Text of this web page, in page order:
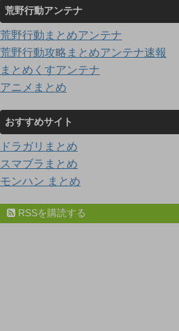
荒野行動アンテナ
荒野行動まとめアンテナ
荒野行動攻略まとめアンテナ速報
まとめくすアンテナ
アニメまとめ
おすすめサイト
ドラガリまとめ
スマブラまとめ
モンハン まとめ
RSSを購読する